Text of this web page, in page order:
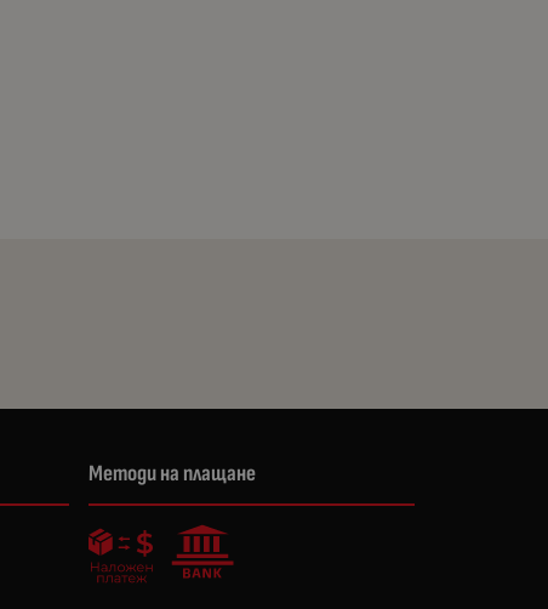
Методи на плащане